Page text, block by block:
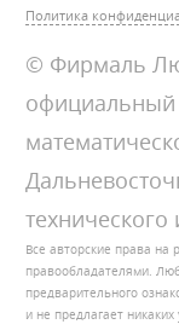
Политика
© Фирмаль
официальный
технического
Все авторские права
правообладателями.
предварительного
и не предлагает